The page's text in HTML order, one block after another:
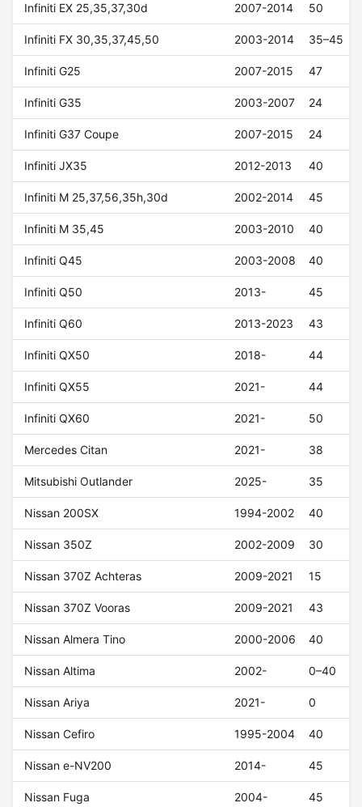
Infiniti EX 25,35,37,30d 2007-2014 50
Infiniti FX 30,35,37,45,50 2003-2014 35–45
Infiniti G25 2007-2015 47
Infiniti G35 2003-2007 24
Infiniti G37 Coupe 2007-2015 24
Infiniti JX35 2012-2013 40
Infiniti M 25,37,56,35h,30d 2002-2014 45
Infiniti M 35,45 2003-2010 40
Infiniti Q45 2003-2008 40
Infiniti Q50 2013- 45
Infiniti Q60 2013-2023 43
Infiniti QX50 2018- 44
Infiniti QX55 2021- 44
Infiniti QX60 2021- 50
Mercedes Citan 2021- 38
Mitsubishi Outlander 2025- 35
Nissan 200SX 1994-2002 40
Nissan 350Z 2002-2009 30
Nissan 370Z Achteras 2009-2021 15
Nissan 370Z Vooras 2009-2021 43
Nissan Almera Tino 2000-2006 40
Nissan Altima 2002- 0–40
Nissan Ariya 2021- 0
Nissan Cefiro 1995-2004 40
Nissan e-NV200 2014- 45
Nissan Fuga 2004- 45